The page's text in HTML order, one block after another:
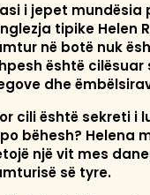
i jepet
tipike Helen
në botë nuk
është
dhe
cili është sekreti i
bëhesh? Helena
një vit mes
së tyre.